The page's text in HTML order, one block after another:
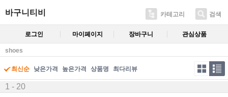
바구니티비 카테고리 검색
로그인 마이페이지 장바구니 관심상품
shoes
최신순 낮은가격 높은가격 상품명 최다리뷰
1 - 20